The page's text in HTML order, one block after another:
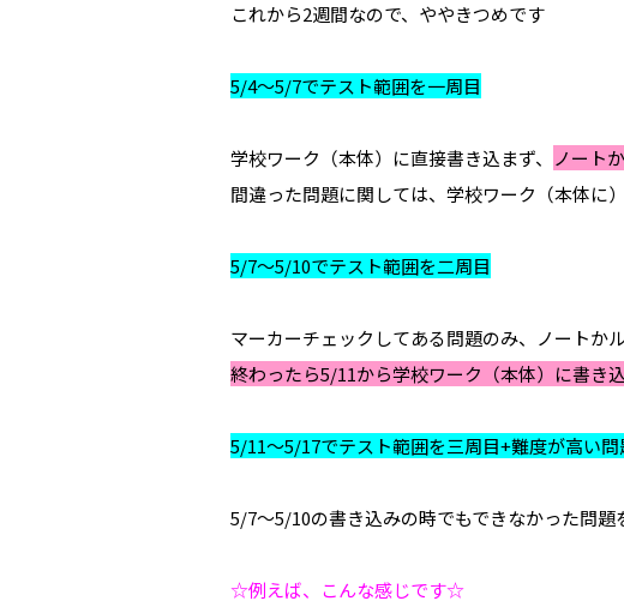
これから2週間なので、ややきつめです
5/4～5/7でテスト範囲を一周目
学校ワーク（本体）に直接書き込まず、
ノート
間違った問題に関しては、学校ワーク（本体に
5/7～5/10でテスト範囲を二周目
マーカーチェックしてある問題のみ、ノートか
終わったら5/11から学校ワーク（本体）に書き
5/11～5/17でテスト範囲を三周目+難度が高い問
5/7～5/10の書き込みの時でもできなかった問題
☆例えば、こんな感じです☆